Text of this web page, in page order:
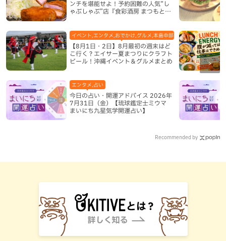
ンチを堪能せよ！予約困難の人気“し
ゃぶしゃぶ”店『食彩酒房 まつもと』
【8月1日・2日】8月最初の週末はど
こ行く？エイサー夏まつりにクラフト
ビール！沖縄イベント＆グルメまとめ
イベント,エンタメ,おでかけ,グルメ,本島中部,本島北部,本島南部
今日の占い・開運アドバイス 2026年
7月31日（金）【琉球鑑定士ミウマ
まいにち九星気学開運占い】
エンタメ,占い
Recommended by